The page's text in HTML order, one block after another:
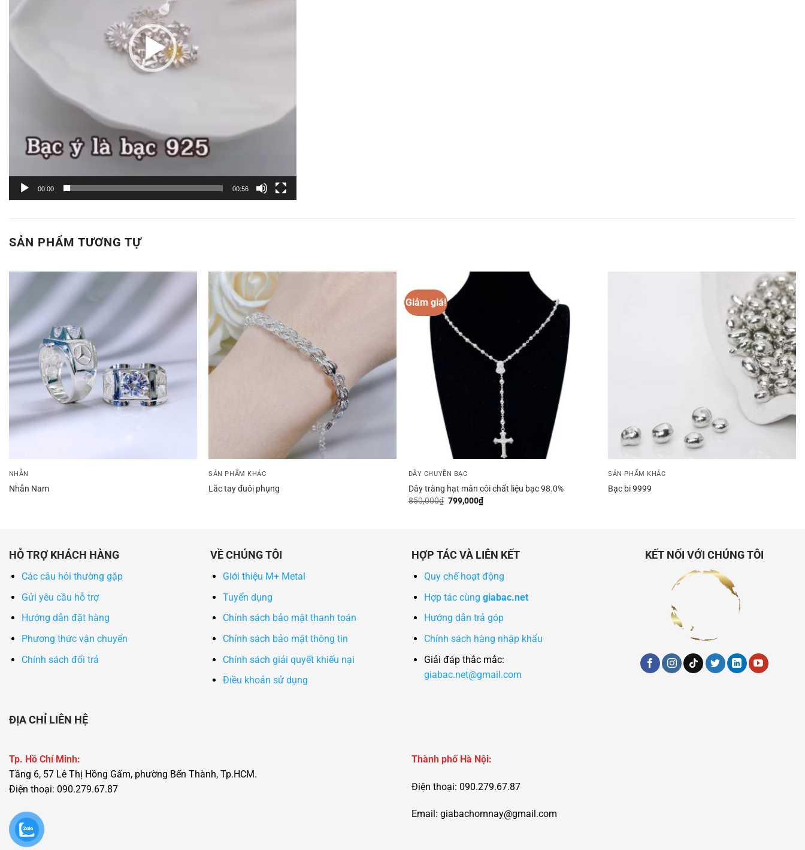
00:00 00:56
SẢN PHẨM TƯƠNG TỰ
NHẪN
Nhẫn Nam
SẢN PHẨM KHÁC
Lắc tay đuôi phụng
Giảm giá!
DÂY CHUYỀN BẠC
Dây tràng hạt mân côi chất liệu bạc 98.0%
850,000₫ Giá
799,000₫Giá
hiện
SẢN PHẨM KHÁC
Bạc bi 9999
HỖ TRỢ KHÁCH HÀNG
Các câu hỏi thường gặp
Gửi yêu cầu hỗ trợ
Hướng dẫn đặt hàng
Phương thức vận chuyển
Chính sách đổi trả
VỀ CHÚNG TÔI
Giới thiệu M+ Metal
Tuyển dụng
Chính sách bảo mật thanh toán
Chính sách bảo mật thông tin
Chính sách giải quyết khiếu nại
Điều khoản sử dụng
HỢP TÁC VÀ LIÊN KẾT
Quy chế hoạt động
Hợp tác cùng giabac.net
Hướng dẫn trả góp
Chính sách hàng nhập khẩu
Giải đáp thắc mắc:
giabac.net@gmail.com
KẾT NỐI VỚI CHÚNG TÔI
ĐỊA CHỈ LIÊN HỆ
Tp. Hồ Chí Minh:
Tầng 6, 57 Lê Thị Hồng Gấm, phường Bến Thành, Tp.HCM.
Điện thoại: 090.279.67.87
Thành phố Hà Nội:
Điện thoại: 090.279.67.87
Email: giabachomnay@gmail.com